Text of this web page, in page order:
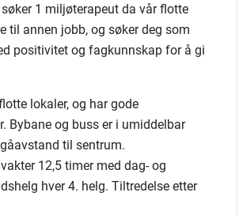
1 miljøterapeut da vår flotte
til annen jobb, og søker deg som
positivitet og fagkunnskap for å gi
lokaler, og har gode
Bybane og buss er i umiddelbar
til sentrum.
12,5 timer med dag- og
hver 4. helg. Tiltredelse etter